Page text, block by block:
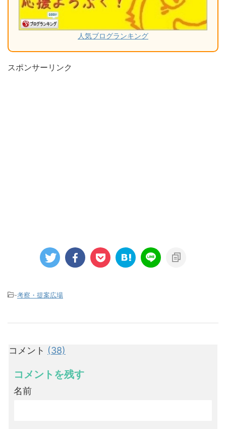
人気ブログランキング
スポンサーリンク
-考察・提案広場
コメント (38)
コメントを残す
名前